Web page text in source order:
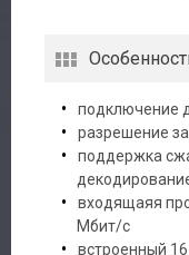
подключение
разрешение
поддержка
входящаяя
Мбит/с
встроенный